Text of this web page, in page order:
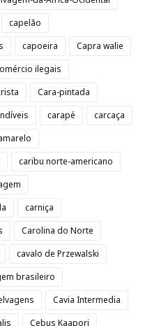
capelão
capoeira
Capra walie
ilegais
Cara-pintada
carapé
carcaça
caribu norte-americano
carniça
Carolina do Norte
cavalo de Przewalski
brasileiro
Cavia Intermedia
Cebus Kaapori